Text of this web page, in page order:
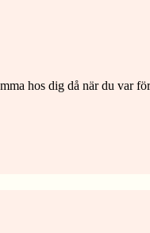
hos dig då när du var